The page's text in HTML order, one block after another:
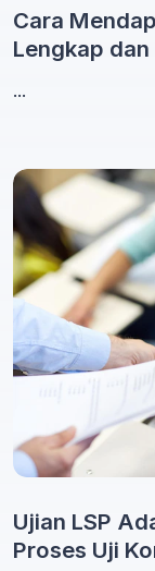
Cara
Lengkap dan
...
Ujian LSP
Proses Uji